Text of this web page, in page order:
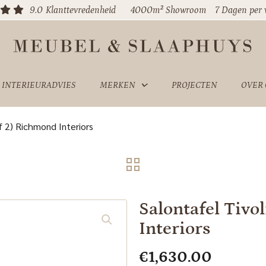
9.0 Klanttevredenheid 4000m² Showroom 7 Dagen per
INTERIEURADVIES MERKEN PROJECTEN OVER
Richmond Interiors
Salontafel
Interiors
€1,630.00